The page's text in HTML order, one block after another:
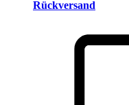
Rückversand